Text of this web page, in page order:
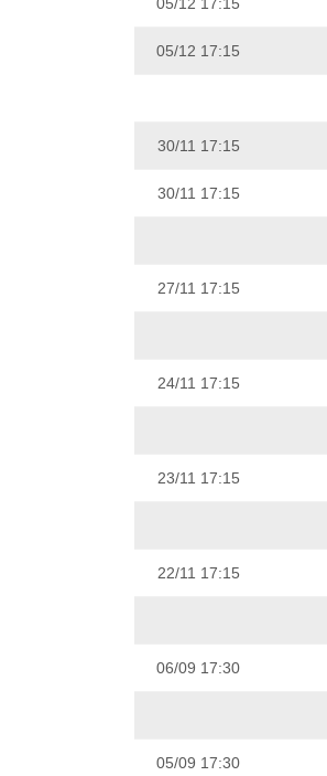
05/12 17:15
05/12 17:15
30/11 17:15
30/11 17:15
27/11 17:15
24/11 17:15
23/11 17:15
22/11 17:15
06/09 17:30
05/09 17:30